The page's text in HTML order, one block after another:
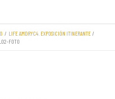
LIFE AMDRYC4. EXPOSICIÓN ITINERANTE
FOTO